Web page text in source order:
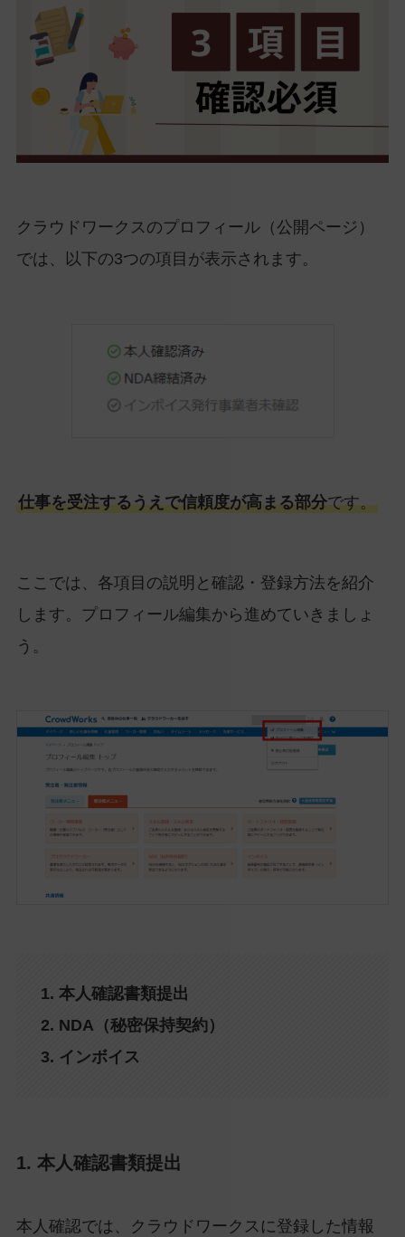
クラウドワークスのプロフィール（公開ページ）
では、以下の3つの項目が表示されます。
仕事を受注するうえで信頼度が高まる部分です。
ここでは、各項目の説明と確認・登録方法を紹介
します。プロフィール編集から進めていきましょ
う。
1. 本人確認書類提出
2. NDA（秘密保持契約）
3. インボイス
1. 本人確認書類提出
本人確認では、クラウドワークスに登録した情報